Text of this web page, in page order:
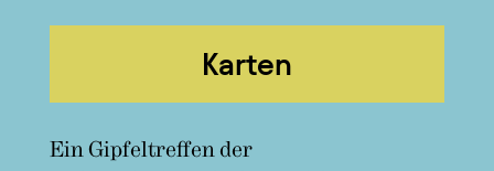
Karten
Ein Gipfeltreffen der